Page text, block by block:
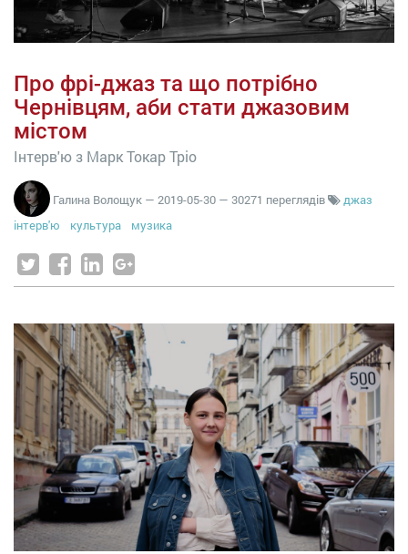
Про фрі-джаз та що потрібно
Чернівцям, аби стати джазовим
містом
Інтерв'ю з Марк Токар Тріо
Галина Волощук — 2019-05-30 — 30271 переглядів
джаз
інтерв'ю
культура музика